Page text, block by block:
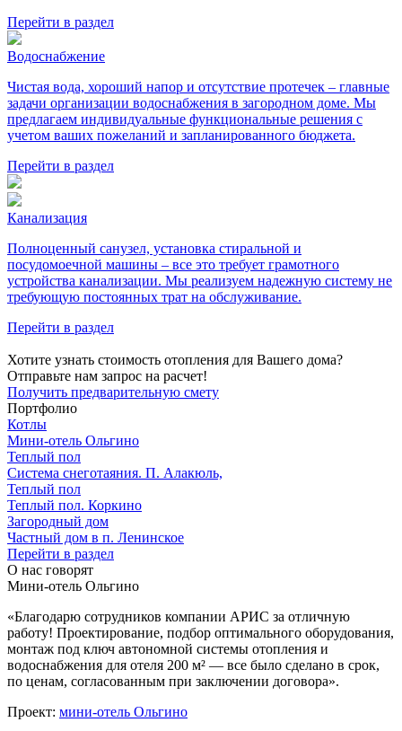
Перейти в раздел
Водоснабжение
Чистая вода, хороший напор и отсутствие протечек – главные
задачи организации водоснабжения в загородном доме. Мы
предлагаем индивидуальные функциональные решения с
учетом ваших пожеланий и запланированного бюджета.
Перейти в раздел
Канализация
Полноценный санузел, установка стиральной и
посудомоечной машины – все это требует грамотного
устройства канализации. Мы реализуем надежную систему не
требующую постоянных трат на обслуживание.
Перейти в раздел
Хотите узнать стоимость отопления для Вашего дома?
Отправьте нам запрос на расчет!
Получить предварительную смету
Портфолио
Котлы
Мини‑‏отель Ольгино
Теплый пол
Система снеготаяния. П. Алакюль,
Теплый пол
Теплый пол. Коркино
Загородный дом
Частный дом в п. Ленинское
Перейти в раздел
О нас говорят
Мини-отель Ольгино
«Благодарю сотрудников компании АРИС за отличную
работу! Проектирование, подбор оптимального оборудования,
монтаж под ключ автономной системы отопления и
водоснабжения для отеля 200 м² — все было сделано в срок,
по ценам, согласованным при заключении договора».
Проект: мини-отель Ольгино